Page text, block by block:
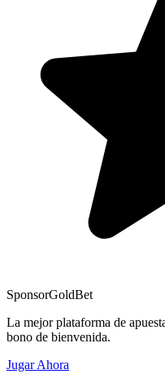
SponsorGoldBet
La mejor plataforma de
bono de bienvenida.
Jugar Ahora